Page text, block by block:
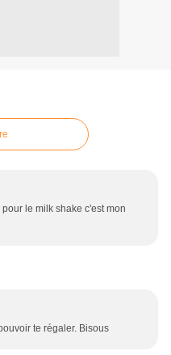
le milk shake c'est mon
te régaler. Bisous